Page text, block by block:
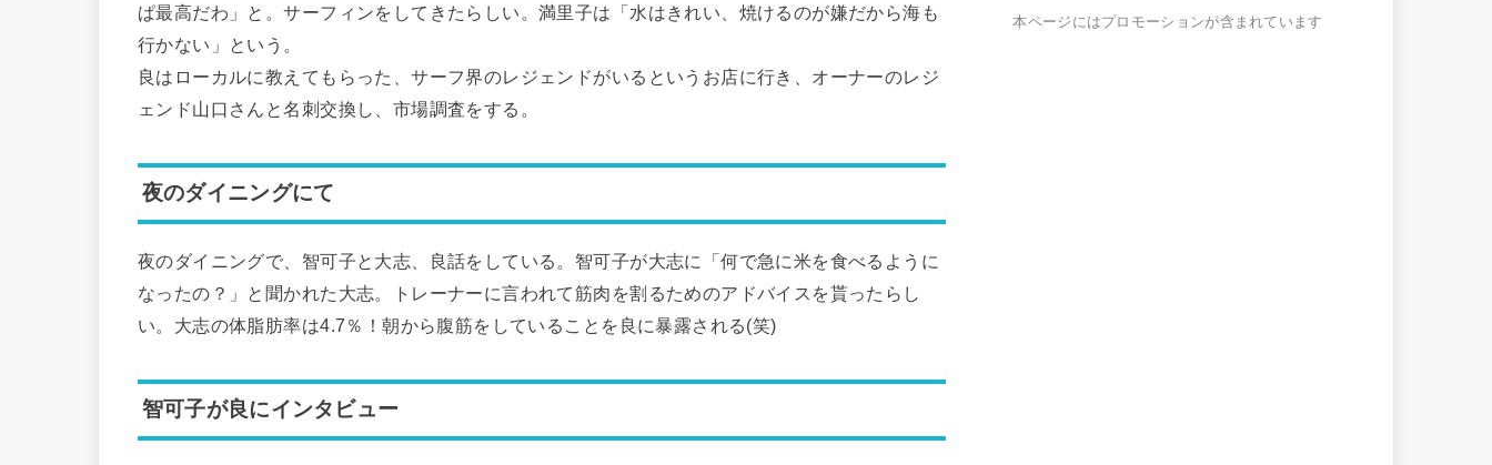
ぱ最高だわ」と。サーフィンをしてきたらしい。満里子は「水はきれい、焼けるのが嫌だから海も
行かない」という。
良はローカルに教えてもらった、サーフ界のレジェンドがいるというお店に行き、オーナーのレジ
ェンド山口さんと名刺交換し、市場調査をする。
夜のダイニングにて
夜のダイニングで、智可子と大志、良話をしている。智可子が大志に「何で急に米を食べるように
なったの？」と聞かれた大志。トレーナーに言われて筋肉を割るためのアドバイスを貰ったらし
い。大志の体脂肪率は4.7％！朝から腹筋をしていることを良に暴露される(笑)
智可子が良にインタビュー
本ページにはプロモーションが含まれています